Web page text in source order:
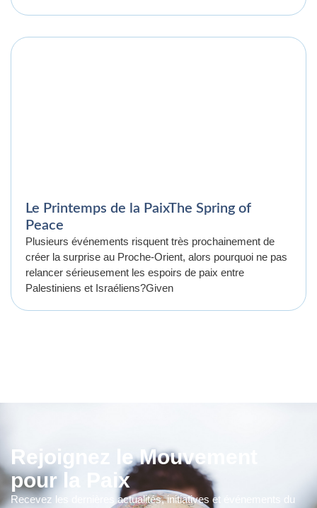
Le Printemps de la PaixThe Spring of
Peace
Plusieurs événements risquent très prochainement de
créer la surprise au Proche-Orient, alors pourquoi ne pas
relancer sérieusement les espoirs de paix entre
Palestiniens et Israéliens?Given
Rejoignez le Mouvement
pour la Paix
Recevez les dernières actualités, initiatives et événements du